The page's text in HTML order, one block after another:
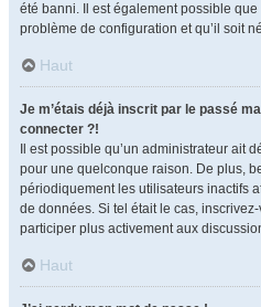
été banni. Il est également possible
problème de configuration et qu’il soit
Haut
Je m’étais déjà inscrit par le passé
connecter ?!
Il est possible qu’un administrateur ait
pour une quelconque raison. De plus,
périodiquement les utilisateurs inactifs
de données. Si tel était le cas,
participer plus activement aux
Haut